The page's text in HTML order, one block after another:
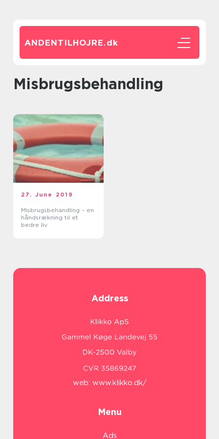
ANDENTILHOJRE.dk
Misbrugsbehandling
27. June 2019
Misbrugsbehandling – en
håndsrækning til et
bedre liv
Address
web: www.klikko.dk/
Menu
Ads